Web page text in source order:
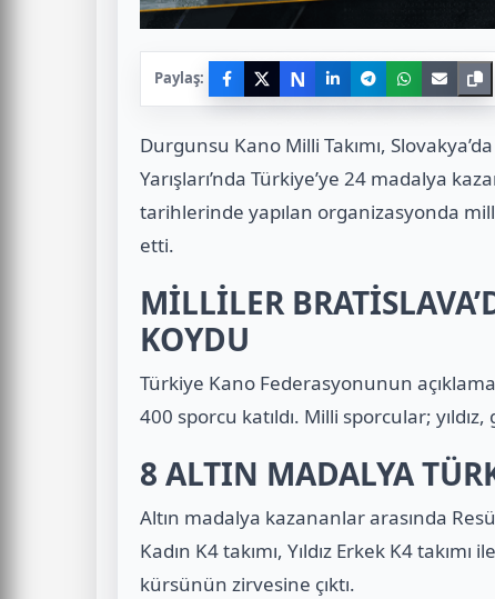
Paylaş: N
Durgunsu Kano Milli Takımı,
Yarışları’nda Türkiye’ye 24 madalya
tarihlerinde yapılan organizasyonda
etti.
MİLLİLER
KOYDU
Türkiye Kano Federasyonunun
400 sporcu katıldı. Milli sporcular;
8 ALTIN MADALYA
Altın madalya kazananlar arasında
Kadın K4 takımı, Yıldız Erkek K4
kürsünün zirvesine çıktı.